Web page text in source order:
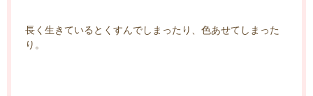
長く生きているとくすんでしまったり、色あせてしまった
り。